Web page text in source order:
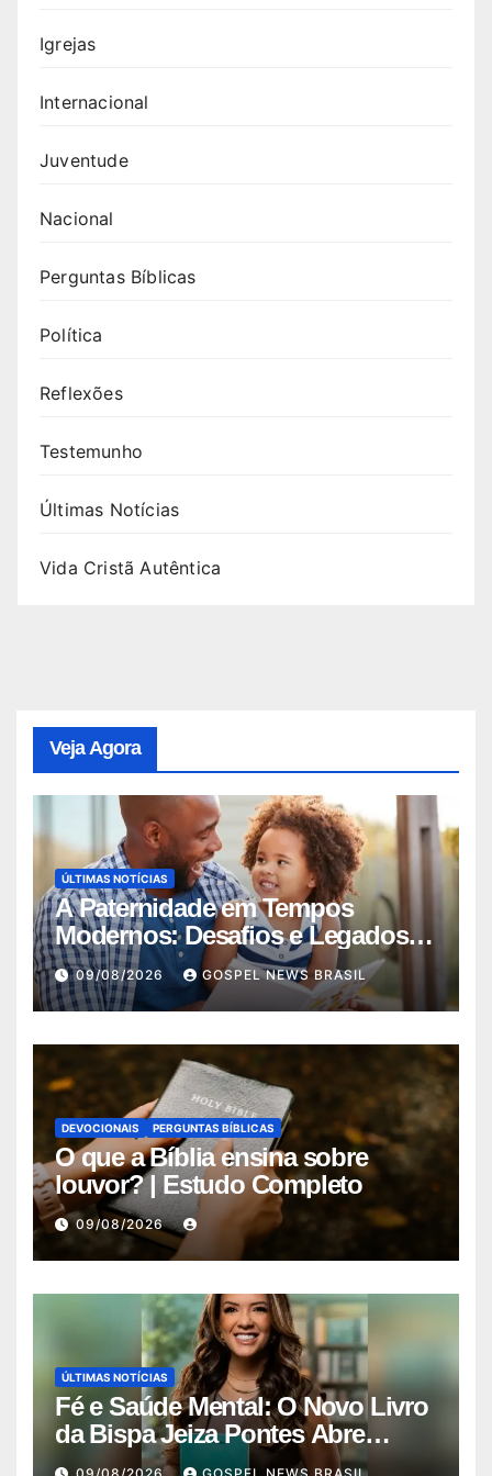
Igrejas
Internacional
Juventude
Nacional
Perguntas Bíblicas
Política
Reflexões
Testemunho
Últimas Notícias
Vida Cristã Autêntica
Veja Agora
ÚLTIMAS NOTÍCIAS
A Paternidade em Tempos
Modernos: Desafios e Legados
no Dia dos Pais
09/08/2026 GOSPEL NEWS BRASIL
DEVOCIONAIS PERGUNTAS BÍBLICAS
O que a Bíblia ensina sobre
louvor? | Estudo Completo
09/08/2026
ÚLTIMAS NOTÍCIAS
Fé e Saúde Mental: O Novo Livro
da Bispa Jeiza Pontes Abre
Diálo…